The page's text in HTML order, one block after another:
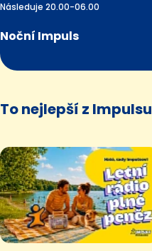
Následuje 20.00-06.00
Noční Impuls
To nejlepší z Impulsu